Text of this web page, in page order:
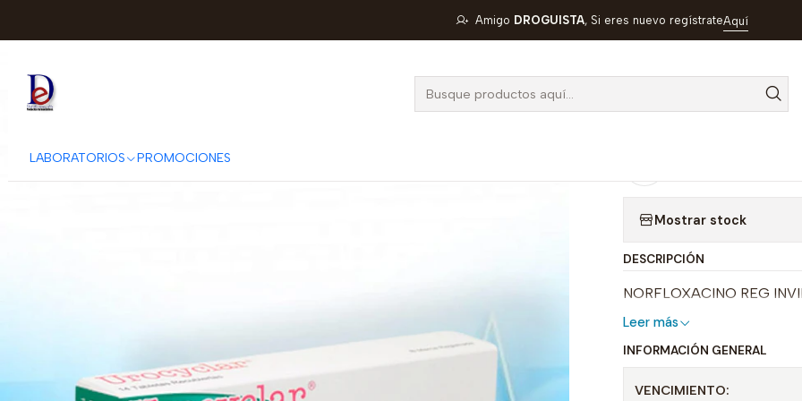
LABORATORIOS PROMOCIONES
Amigo DROGUISTA, Si eres nuevo regístrateAquí
UROCYCLAR 400 MG X 14 TAB -NORFLOXACINO-
Mostrar stock
DESCRIPCIÓN
NORFLOXACINO REG
Leer más
INFORMACIÓN GENERAL
VENCIMIENTO: